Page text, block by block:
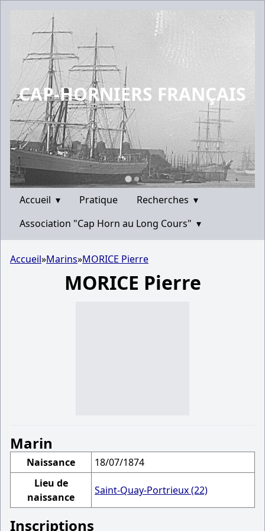
CAP-HORNIERS FRANÇAIS
Accueil ▾ Pratique Recherches ▾
Association "Cap Horn au Long Cours" ▾
Accueil»Marins»MORICE Pierre
MORICE Pierre
Marin
Naissance
18/07/1874
Lieu de
naissance
Saint-Quay-Portrieux (22)
Inscriptions